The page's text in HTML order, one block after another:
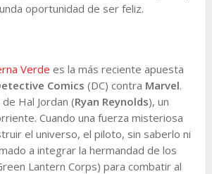
oportunidad de ser feliz.
Verde es la más reciente apuesta
Comics (DC) contra Marvel.
Hal Jordan (Ryan Reynolds), un
Cuando una fuerza misteriosa
el universo, el piloto, sin saberlo ni
a integrar la hermandad de los
Lantern Corps) para combatir al